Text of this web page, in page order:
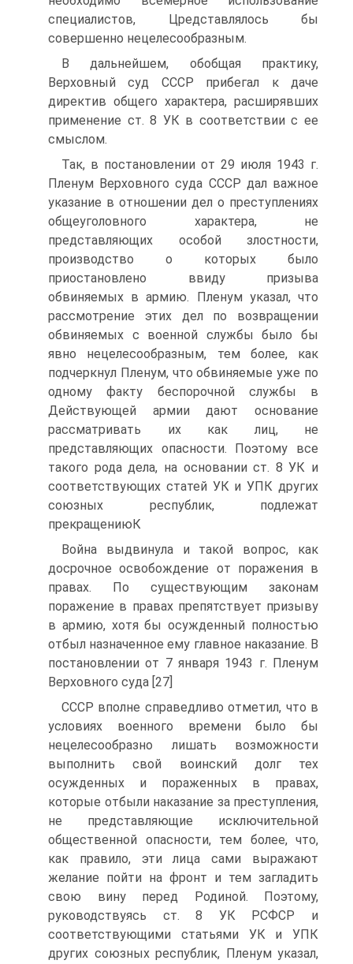
специалистов, Цредставлялось бы
совершенно нецелесообразным.
В дальнейшем, обобщая практику,
Верховный суд СССР прибегал к даче
директив общего характера, расширявших
применение ст. 8 УК в соответствии с ее
смыслом.
Так, в постановлении от 29 июля 1943 г.
Пленум Верховного суда СССР дал важное
указание в отношении дел о преступлениях
общеуголовного характера, не
представляющих особой злостности,
производство о которых было
приостановлено ввиду призыва
обвиняемых в армию. Пленум указал, что
рассмотрение этих дел по возвращении
обвиняемых с военной службы было бы
явно нецелесообразным, тем более, как
подчеркнул Пленум, что обвиняемые уже по
одному факту беспорочной службы в
Действующей армии дают основание
рассматривать их как лиц, не
представляющих опасности. Поэтому все
такого рода дела, на основании ст. 8 УК и
соответствующих статей УК и УПК других
союзных республик, подлежат
прекращениюК
Война выдвинула и такой вопрос, как
досрочное освобождение от поражения в
правах. По существующим законам
поражение в правах препятствует призыву
в армию, хотя бы осужденный полностью
отбыл назначенное ему главное наказание. В
постановлении от 7 января 1943 г. Пленум
Верховного суда [27]
СССР вполне справедливо отметил, что в
условиях военного времени было бы
нецелесообразно лишать возможности
выполнить свой воинский долг тех
осужденных и пораженных в правах,
которые отбыли наказание за преступления,
не представляющие исключительной
общественной опасности, тем более, что,
как правило, эти лица сами выражают
желание пойти на фронт и тем загладить
свою вину перед Родиной. Поэтому,
руководствуясь ст. 8 УК РСФСР и
соответствующими статьями УК и УПК
других союзных республик, Пленум указал,